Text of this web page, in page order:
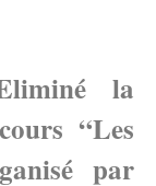
la
“Les
par